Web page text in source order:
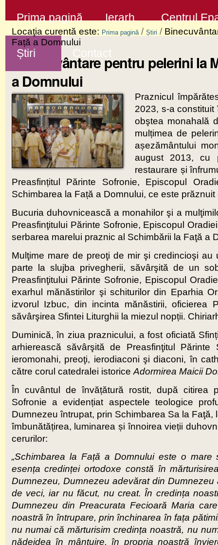
la
conţinut
Sari
la
navigare
Prima pagină Ierarh Centrul
Știri Contact
Locaţia curentă este: Prima pagină / Știri /
Față a Domnului
Binecuvântare pentru pelerini la
a Domnului
Praznicul
2023, s-a
obştea monahală
mulțimea de
așezământului
august 2013, cu
restaurare și
Preasfințitul Părinte Sofronie, Episcopul
Schimbarea la Față a Domnului, ce este
Bucuria duhovnicească a monahilor şi a
Preasfinţitului Părinte Sofronie, Episcopul
serbarea marelui praznic al Schimbării la Faţă a
Mulţime mare de preoţi de mir şi credincioşi
parte la slujba privegherii, săvârşită de un
Preasfinţitului Părinte Sofronie, Episcopul
exarhul mănăstirilor şi schiturilor din Eparhia
izvorul Izbuc, din incinta mănăstirii, oficierea
săvârşirea Sfintei Liturghii la miezul nopții.
Duminică, în ziua praznicului, a fost oficiată
arhierească săvârşită de Preasfinţitul
ieromonahi, preoţi, ierodiaconi şi diaconi, în
către corul catedralei istorice Adormirea Maicii
În cuvântul de învățătură rostit, după citirea
Sofronie a evidențiat aspectele teologice
Dumnezeu întrupat, prin Schimbarea Sa la
îmbunătățirea, luminarea și înnoirea vieții
cerurilor:
„Schimbarea la Față a Domnului este o
esența credinței ortodoxe constă în
Dumnezeu, Dumnezeu adevărat din
de veci, iar nu făcut, nu creat. În credința
Dumnezeu din Preacurata Fecioară Maria
noastră în întrupare, prin închinarea în fața
nu numai că mărturisim credința noastră, nu
nădejdea în mântuire, în propria noastră